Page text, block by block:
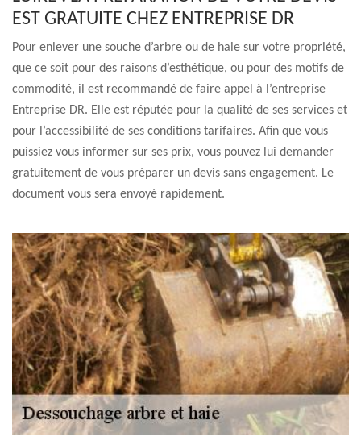
EST GRATUITE CHEZ ENTREPRISE DR
Pour enlever une souche d’arbre ou de haie sur votre propriété,
que ce soit pour des raisons d’esthétique, ou pour des motifs de
commodité, il est recommandé de faire appel à l’entreprise
Entreprise DR. Elle est réputée pour la qualité de ses services et
pour l’accessibilité de ses conditions tarifaires. Afin que vous
puissiez vous informer sur ses prix, vous pouvez lui demander
gratuitement de vous préparer un devis sans engagement. Le
document vous sera envoyé rapidement.